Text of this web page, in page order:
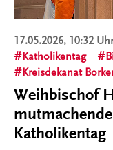
17.05.2026, 10:32 Uhr
Katholikentag
Kreisdekanat
Weihbischof
Katholikentag